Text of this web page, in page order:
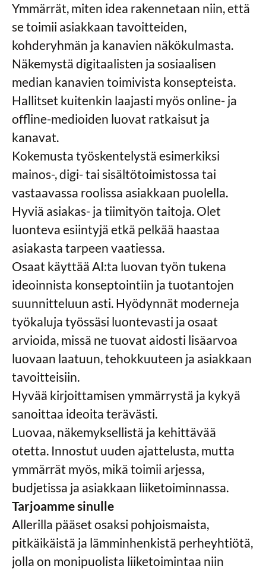
Ymmärrät, miten idea rakennetaan niin, että
se toimii asiakkaan tavoitteiden,
kohderyhmän ja kanavien näkökulmasta.
Näkemystä digitaalisten ja sosiaalisen
median kanavien toimivista konsepteista.
Hallitset kuitenkin laajasti myös online- ja
offline-medioiden luovat ratkaisut ja
kanavat.
Kokemusta työskentelystä esimerkiksi
mainos-, digi- tai sisältötoimistossa tai
vastaavassa roolissa asiakkaan puolella.
Hyviä asiakas- ja tiimityön taitoja. Olet
luonteva esiintyjä etkä pelkää haastaa
asiakasta tarpeen vaatiessa.
Osaat käyttää AI:ta luovan työn tukena
ideoinnista konseptointiin ja tuotantojen
suunnitteluun asti. Hyödynnät moderneja
työkaluja työssäsi luontevasti ja osaat
arvioida, missä ne tuovat aidosti lisäarvoa
luovaan laatuun, tehokkuuteen ja asiakkaan
tavoitteisiin.
Hyvää kirjoittamisen ymmärrystä ja kykyä
sanoittaa ideoita terävästi.
Luovaa, näkemyksellistä ja kehittävää
otetta. Innostut uuden ajattelusta, mutta
ymmärrät myös, mikä toimii arjessa,
budjetissa ja asiakkaan liiketoiminnassa.
Tarjoamme sinulle
Allerilla pääset osaksi pohjoismaista,
pitkäikäistä ja lämminhenkistä perheyhtiötä,
jolla on monipuolista liiketoimintaa niin